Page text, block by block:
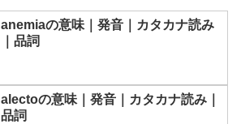
anemiaの意味｜発音｜カタカナ読み
｜品詞
alectoの意味｜発音｜カタカナ読み｜
品詞